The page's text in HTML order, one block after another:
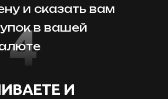
и сказать вам
в вашей
И
4